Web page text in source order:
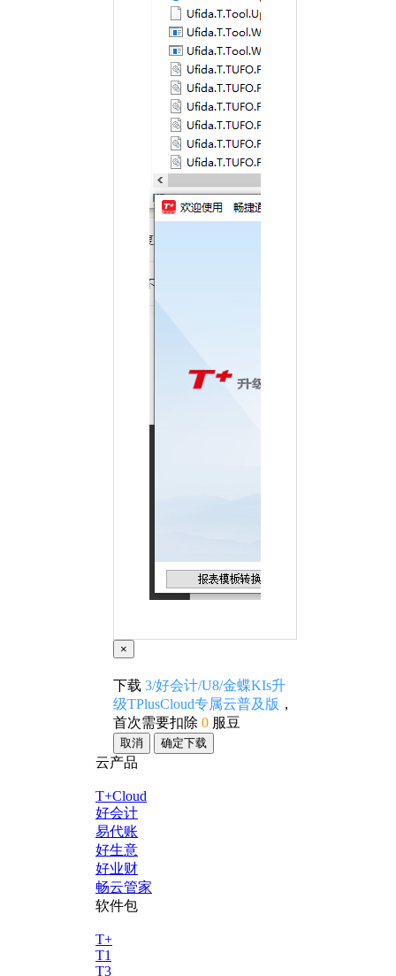
×
下载 3/好会计/U8/金蝶KIs升
级TPlusCloud专属云普及版 ，
首次需要扣除 0 服豆
取消 确定下载
云产品
T+Cloud
好会计
易代账
好生意
好业财
畅云管家
软件包
T+
T1
T3